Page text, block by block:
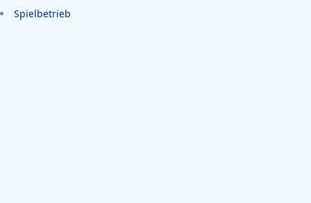
Spielbetrieb